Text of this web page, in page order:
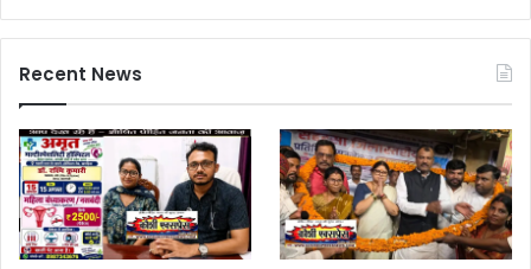
Recent News